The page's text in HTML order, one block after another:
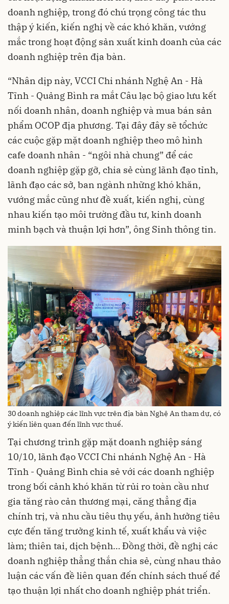
doanh nghiệp, trong đó chú trọng công tác thu
thập ý kiến, kiến nghị về các khó khăn, vướng
mắc trong hoạt động sản xuất kinh doanh của các
doanh nghiệp trên địa bàn.
“Nhân dịp này, VCCI Chi nhánh Nghệ An - Hà
Tĩnh - Quảng Bình ra mắt Câu lạc bộ giao lưu kết
nối doanh nhân, doanh nghiệp và mua bán sản
phẩm OCOP địa phương. Tại đây đây sẽ tổchức
các cuộc gặp mặt doanh nghiệp theo mô hình
cafe doanh nhân - “ngôi nhà chung” để các
doanh nghiệp gặp gỡ, chia sẻ cùng lãnh đạo tỉnh,
lãnh đạo các sở, ban ngành những khó khăn,
vướng mắc cũng như đề xuất, kiến nghị, cùng
nhau kiến tạo môi trường đầu tư, kinh doanh
minh bạch và thuận lợi hơn”, ông Sinh thông tin.
30 doanh nghiệp các lĩnh vực trên địa bàn Nghệ An tham dự, có
ý kiến liên quan đến lĩnh vực thuế.
Tại chương trình gặp mặt doanh nghiệp sáng
10/10, lãnh đạo VCCI Chi nhánh Nghệ An - Hà
Tĩnh - Quảng Bình chia sẻ với các doanh nghiệp
trong bối cảnh khó khăn từ rủi ro toàn cầu như
gia tăng rào cản thương mại, căng thẳng địa
chính trị, và nhu cầu tiêu thụ yếu, ảnh hưởng tiêu
cực đến tăng trưởng kinh tế, xuất khẩu và việc
làm; thiên tai, dịch bệnh… Đồng thời, đề nghị các
doanh nghiệp thẳng thắn chia sẻ, cùng nhau thảo
luận các vấn đề liên quan đến chính sách thuế để
tạo thuận lợi nhất cho doanh nghiệp phát triển.